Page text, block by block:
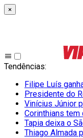
×
Tendências:
Filipe Luís
Presidente do
Vinícius Júnior
Corinthians tem
Tapia deixa o
Thiago Almada